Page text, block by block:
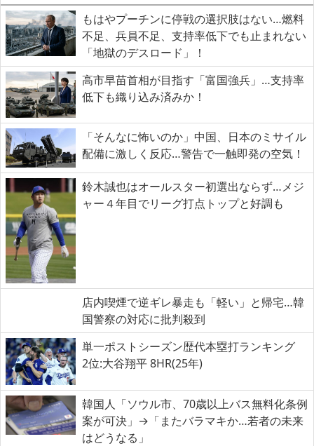
もはやプーチンに停戦の選択肢はない…燃料
不足、兵員不足、支持率低下でも止まれない
「地獄のデスロード」！
高市早苗首相が目指す「富国強兵」…支持率
低下も織り込み済みか！
「そんなに怖いのか」中国、日本のミサイル
配備に激しく反応…警告で一触即発の空気！
鈴木誠也はオールスター初選出ならず…メジ
ャー４年目でリーグ打点トップと好調も
店内喫煙で逆ギレ暴走も「軽い」と帰宅…韓
国警察の対応に批判殺到
単一ポストシーズン歴代本塁打ランキング
2位:大谷翔平 8HR(25年)
韓国人「ソウル市、70歳以上バス無料化条例
案が可決」→「またバラマキか…若者の未来
はどうなる」